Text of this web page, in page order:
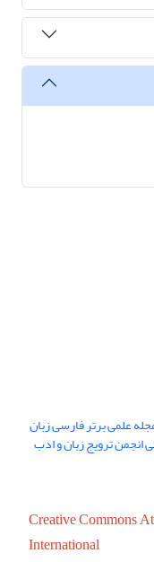
علمی برتر فارسی زبان
انجمن ترویج زبان و ادب
Creative Commons
International